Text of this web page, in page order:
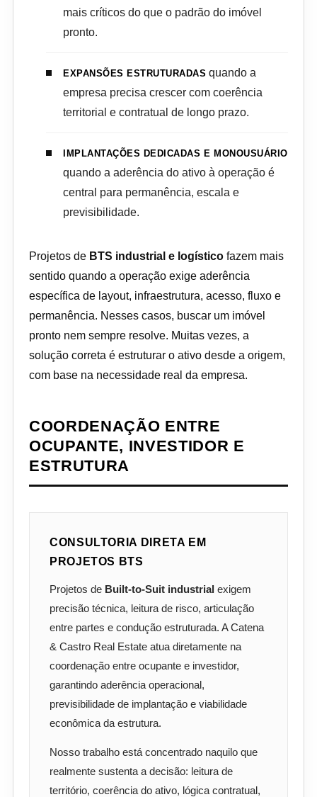
mais críticos do que o padrão do imóvel
pronto.
EXPANSÕES ESTRUTURADAS quando a
empresa precisa crescer com coerência
territorial e contratual de longo prazo.
IMPLANTAÇÕES DEDICADAS E MONOUSUÁRIO
quando a aderência do ativo à operação é
central para permanência, escala e
previsibilidade.
Projetos de BTS industrial e logístico fazem mais
sentido quando a operação exige aderência
específica de layout, infraestrutura, acesso, fluxo e
permanência. Nesses casos, buscar um imóvel
pronto nem sempre resolve. Muitas vezes, a
solução correta é estruturar o ativo desde a origem,
com base na necessidade real da empresa.
COORDENAÇÃO ENTRE
OCUPANTE, INVESTIDOR E
ESTRUTURA
CONSULTORIA DIRETA EM
PROJETOS BTS
Projetos de Built-to-Suit industrial exigem
precisão técnica, leitura de risco, articulação
entre partes e condução estruturada. A Catena
& Castro Real Estate atua diretamente na
coordenação entre ocupante e investidor,
garantindo aderência operacional,
previsibilidade de implantação e viabilidade
econômica da estrutura.
Nosso trabalho está concentrado naquilo que
realmente sustenta a decisão: leitura de
território, coerência do ativo, lógica contratual,